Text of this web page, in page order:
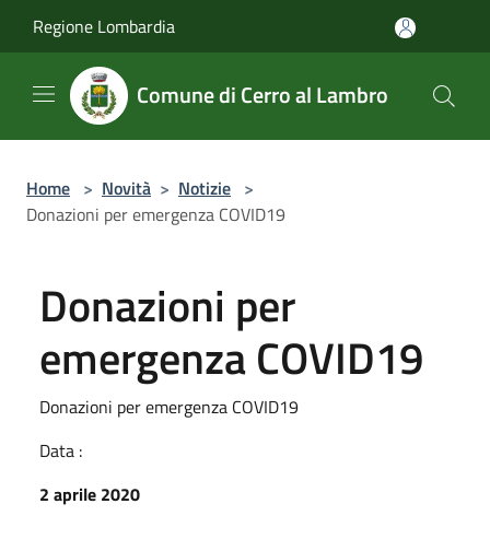
Regione Lombardia
Comune di Cerro al Lambro
Home > Novità > Notizie >
Donazioni per emergenza COVID19
Donazioni per
emergenza COVID19
Donazioni per emergenza COVID19
Data :
2 aprile 2020